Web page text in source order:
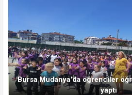
Bursa Mudanya'da öğrenciler
yaptı